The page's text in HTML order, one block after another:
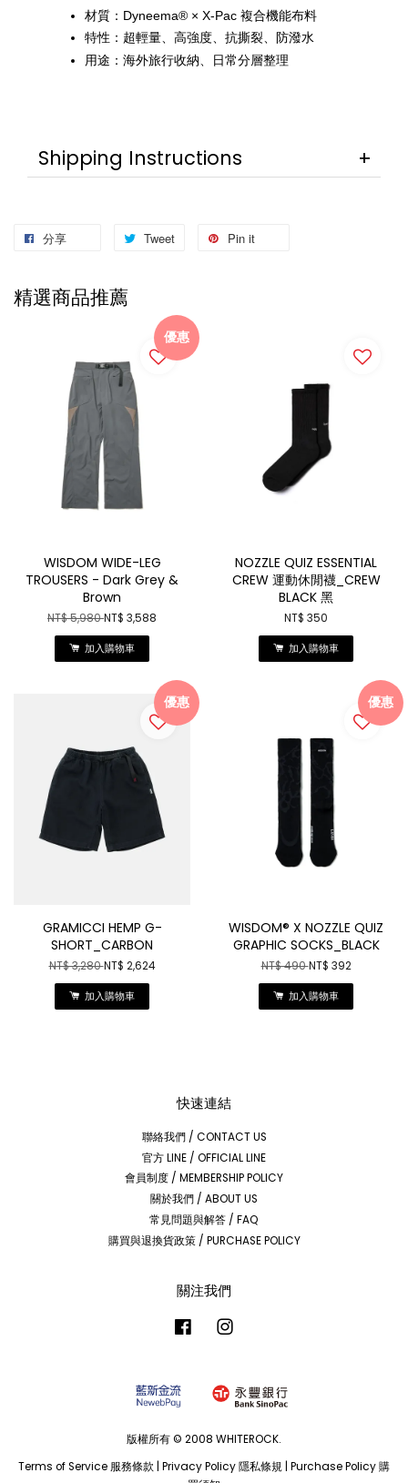
材質：Dyneema® × X-Pac 複合機能布料
特性：超輕量、高強度、抗撕裂、防潑水
用途：海外旅行收納、日常分層整理
Shipping Instructions
分享 Tweet Pin it
精選商品推薦
優惠
WISDOM WIDE-LEG
TROUSERS - Dark Grey &
Brown
NT$ 5,980NT$ 3,588
加入購物車
NOZZLE QUIZ ESSENTIAL
CREW 運動休閒襪_CREW
BLACK 黑
NT$ 350
加入購物車
優惠
GRAMICCI HEMP G-
SHORT_CARBON
NT$ 3,280NT$ 2,624
加入購物車
優惠
WISDOM® X NOZZLE QUIZ
GRAPHIC SOCKS_BLACK
NT$ 490NT$ 392
加入購物車
快速連結
聯絡我們 / CONTACT US
官方 LINE / OFFICIAL LINE
會員制度 / MEMBERSHIP POLICY
關於我們 / ABOUT US
常見問題與解答 / FAQ
購買與退換貨政策 / PURCHASE POLICY
關注我們
Facebook
版權所有 © 2008 WHITEROCK.
Terms of Service 服務條款 Privacy Policy 隱私條規 Purchase Policy 購